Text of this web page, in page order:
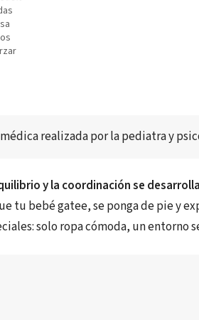
realizada por la pediatra y
y la coordinación se
tu bebé gatee, se ponga de pie y
solo ropa cómoda, un entorno